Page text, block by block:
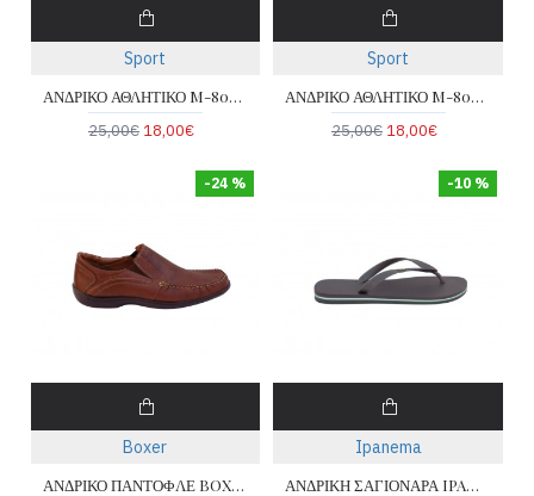
Sport
ΑΝΔΡΙΚΟ ΑΘΛΗΤΙΚΟ M-8089-2
25,00€ 18,00€
Sport
ΑΝΔΡΙΚΟ ΑΘΛΗΤΙΚΟ M-8089-1
25,00€ 18,00€
-24 %
Boxer
ΑΝΔΡΙΚΟ ΠΑΝΤΟΦΛΕ BOXER 15329
-10 %
Ipanema
ΑΝΔΡΙΚΗ ΣΑΓΙΟΝΑΡΑ IPANEMA 780-20301-17-4